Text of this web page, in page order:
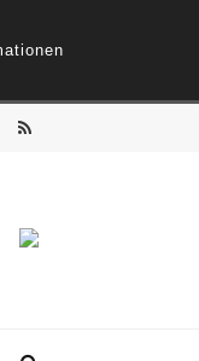
RSS